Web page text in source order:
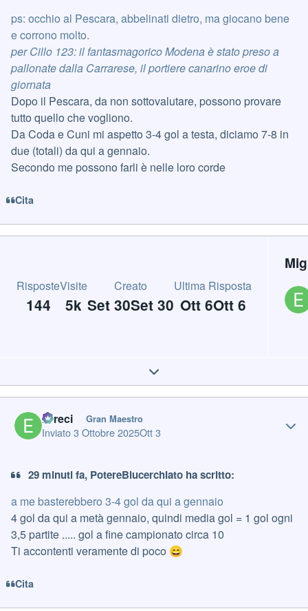
ps: occhio al Pescara, abbelinati dietro, ma giocano bene
e corrono molto.
per Cillo 123: il fantasmagorico Modena è stato preso a
pallonate dalla Carrarese, il portiere canarino eroe di
giornata
Dopo il Pescara, da non sottovalutare, possono provare
tutto quello che vogliono.
Da Coda e Cuni mi aspetto 3-4 gol a testa, diciamo 7-8 in
due (totali) da qui a gennaio.
Secondo me possono farli è nelle loro corde
Cita
Risposte
144
Visite
5k
Creato
Set 30Set 30
Ultima Risposta
Ott 6Ott 6
Expand topic overview
Erreci Gran Maestro
Inviato3 Ottobre 2025Ott 3
29 minuti fa, PotereBlucerchiato ha scritto:
a me basterebbero 3-4 gol da qui a gennaio
4 gol da qui a metà gennaio, quindi media gol = 1 gol ogni
3,5 partite ..... gol a fine campionato circa 10
Ti accontenti veramente di poco 😄
Cita